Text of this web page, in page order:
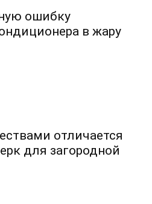
ошибку
в жару
отличается
для загородной